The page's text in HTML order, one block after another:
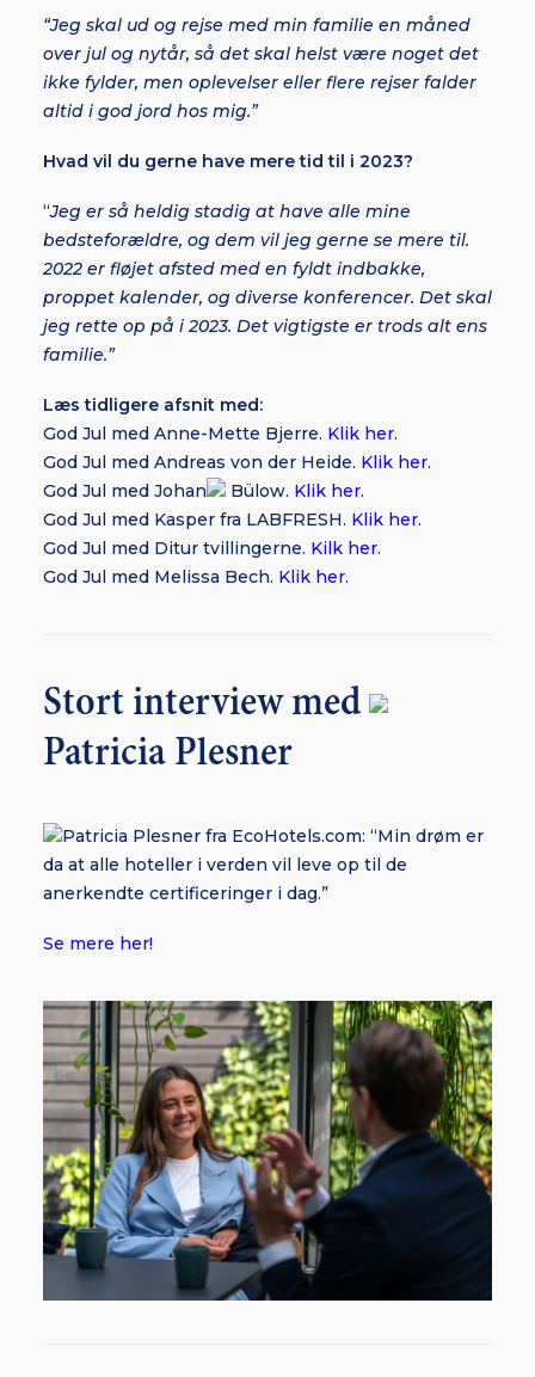
“Jeg skal ud og rejse med min familie en måned
over jul og nytår, så det skal helst være noget det
ikke fylder, men oplevelser eller flere rejser falder
altid i god jord hos mig.”
Hvad vil du gerne have mere tid til i 2023?
“Jeg er så heldig stadig at have alle mine
bedsteforældre, og dem vil jeg gerne se mere til.
2022 er fløjet afsted med en fyldt indbakke,
proppet kalender, og diverse konferencer. Det skal
jeg rette op på i 2023. Det vigtigste er trods alt ens
familie.”
Læs tidligere afsnit med:
God Jul med Anne-Mette Bjerre. Klik her.
God Jul med Andreas von der Heide. Klik her.
God Jul med Johan
Bülow. Klik her.
God Jul med Kasper fra LABFRESH. Klik her.
God Jul med Ditur tvillingerne. Kilk her.
God Jul med Melissa Bech. Klik her.
Stort interview med
Patricia Plesner
Patricia Plesner fra EcoHotels.com: “Min drøm er
da at alle hoteller i verden vil leve op til de
anerkendte certificeringer i dag.”
Se mere her!